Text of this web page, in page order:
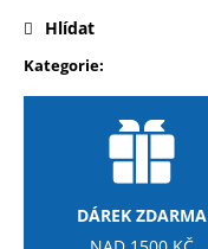
Kategorie:
Hlídat
DÁREK ZDARMA
KÁVA
SANTOS
215